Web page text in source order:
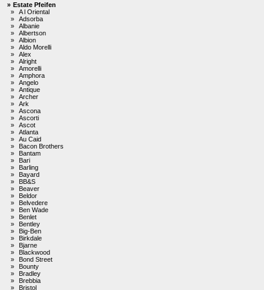
» Estate Pfeifen
»
A l Oriental
»
Adsorba
»
Albanie
»
Albertson
»
Albion
»
Aldo Morelli
»
Alex
»
Alright
»
Amorelli
»
Amphora
»
Angelo
»
Antique
»
Archer
»
Ark
»
Ascona
»
Ascorti
»
Ascot
»
Atlanta
»
Au Caid
»
Bacon Brothers
»
Bantam
»
Bari
»
Barling
»
Bayard
»
BB&S
»
Beaver
»
Beldor
»
Belvedere
»
Ben Wade
»
Benlet
»
Bentley
»
Big-Ben
»
Birkdale
»
Bjarne
»
Blackwood
»
Bond Street
»
Bounty
»
Bradley
»
Brebbia
»
Bristol